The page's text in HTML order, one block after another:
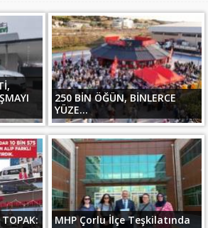
250 BİN ÖĞÜN, BİNLERCE
YÜZE...
MHP Çorlu İlçe Teşkilatında